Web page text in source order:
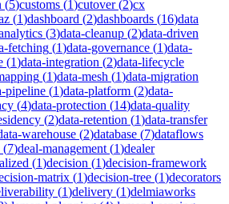
(5)customs (1)cutover(2)cx
(1)dashboard (2)dashboards (16)data
(3)data-cleanup (2)data-driven
fetching (1)data-governance (1)data-
(1)data-integration (2)data-lifecycle
(1)data-mesh (1)data-migration
pipeline (1)data-platform (2)data-
(4)data-protection (14)data-quality
(2)data-retention (1)data-transfer
warehouse (2)database (7)dataflows
(7)deal-management (1)dealer
(1)decision (1)decision-framework
matrix (1)decision-tree (1)decorators
(1)delivery (1)delmiaworks